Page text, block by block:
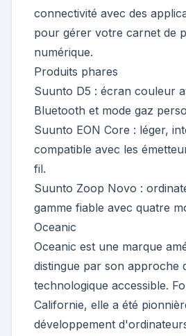
connectivité avec des
pour gérer votre carnet de
numérique.
Produits phares
Suunto D5 : écran couleur
Bluetooth et mode gaz
Suunto EON Core : léger,
compatible avec les
fil.
Suunto Zoop Novo :
gamme fiable avec quatre
Oceanic
Oceanic est une marque
distingue par son approche
technologique accessible.
Californie, elle a été
développement